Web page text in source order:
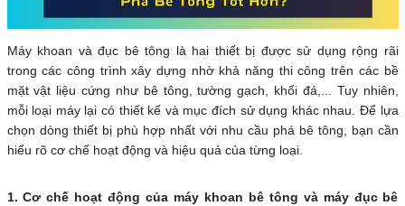
Máy khoan và đục bê tông là hai thiết bị được sử dụng rộng rãi
trong các công trình xây dựng nhờ khả năng thi công trên các bề
mặt vật liệu cứng như bê tông, tường gạch, khối đá,... Tuy nhiên,
mỗi loại máy lại có thiết kế và mục đích sử dụng khác nhau. Để lựa
chọn dòng thiết bị phù hợp nhất với nhu cầu phá bê tông, bạn cần
hiểu rõ cơ chế hoạt động và hiệu quả của từng loại.
1. Cơ chế hoạt động của máy khoan bê tông và máy đục bê